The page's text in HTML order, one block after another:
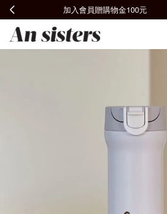
全館滿2000免運📦